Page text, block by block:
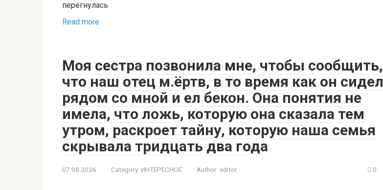
перегнулась
Read more
Моя сестра позвонила мне, чтобы сообщить,
что наш отец м.ёртв, в то время как он сидел
рядом со мной и ел бекон. Она понятия не
имела, что ложь, которую она сказала тем
утром, раскроет тайну, которую наша семья
скрывала тридцать два года
07.08.2026 Category: ИНТЕРЕСНОЕ Author: editor 0